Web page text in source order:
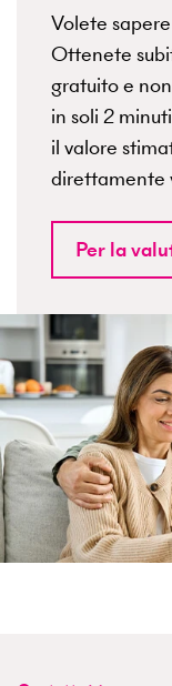
Volete
Ottenete
gratuito e
in soli 2
il valore
direttamente
Per la